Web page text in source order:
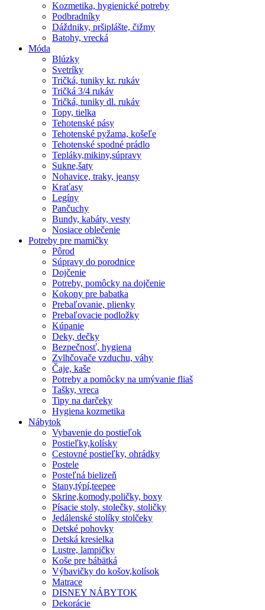
Kozmetika, hygienické potreby
Podbradníky
Dáždniky, pršiplášte, čižmy
Batohy, vrecká
Móda
Blúzky
Svetríky
Tričká, tuniky kr. rukáv
Tričká 3/4 rukáv
Tričká, tuniky dl. rukáv
Topy, tielka
Tehotenské pásy
Tehotenské pyžama, košeľe
Tehotenské spodné prádlo
Tepláky,mikiny,súpravy
Sukne,šaty
Nohavice, traky, jeansy
Kraťasy
Legíny
Pančuchy
Bundy, kabáty, vesty
Nosiace oblečenie
Potreby pre mamičky
Pôrod
Súpravy do porodnice
Dojčenie
Potreby, pomôcky na dojčenie
Kokony pre babatka
Prebaľovanie, plienky
Prebaľovacie podložky
Kúpanie
Deky, dečky
Bezpečnosť, hygiena
Zvlhčovače vzduchu, váhy
Čaje, kaše
Potreby a pomôcky na umývanie fliaš
Tašky, vreca
Tipy na darčeky
Hygiena kozmetika
Nábytok
Vybavenie do postieľok
Postieľky,kolísky
Cestovné postieľky, ohrádky
Postele
Posteľná bielizeň
Stany,týpí,teepee
Skrine,komody,poličky, boxy
Písacie stoly, stolečky, stoličky
Jedálenské stolíky stolčeky
Detské pohovky
Detská kresielka
Lustre, lampičky
Koše pre bábätká
Výbavičky do košov,kolísok
Matrace
DISNEY NÁBYTOK
Dekorácie